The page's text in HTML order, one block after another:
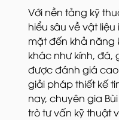
Với nền tảng kỹ
hiểu sâu về vật
mặt đến khả năng
khác như kính, đá,
được đánh giá
giải pháp thiết kế
nay, chuyên gia
trò tư vấn kỹ thuật